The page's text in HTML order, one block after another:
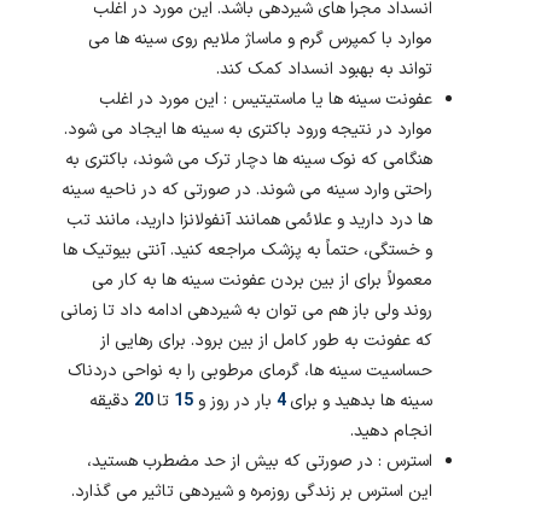
انسداد مجرا های شیردهی باشد. این مورد در اغلب
موارد با کمپرس گرم و ماساژ ملایم روی سینه ها می
تواند به بهبود انسداد کمک کند.
عفونت سینه ها یا ماستیتیس : این مورد در اغلب
موارد در نتیجه ورود باکتری به سینه ها ایجاد می شود.
هنگامی که نوک سینه ها دچار ترک می شوند، باکتری به
راحتی وارد سینه می شوند. در صورتی که در ناحیه سینه
ها درد دارید و علائمی همانند آنفولانزا دارید، مانند تب
و خستگی، حتماً به پزشک مراجعه کنید. آنتی بیوتیک ها
معمولاً برای از بین بردن عفونت سینه ها به کار می
روند ولی باز هم می توان به شیردهی ادامه داد تا زمانی
که عفونت به طور کامل از بین برود. برای رهایی از
حساسیت سینه ها، گرمای مرطوبی را به نواحی دردناک
سینه ها بدهید و برای
بار در روز و 15 تا
دقیقه
انجام دهید.
استرس : در صورتی که بیش از حد مضطرب هستید،
این استرس بر زندگی روزمره و شیردهی تاثیر می گذارد.